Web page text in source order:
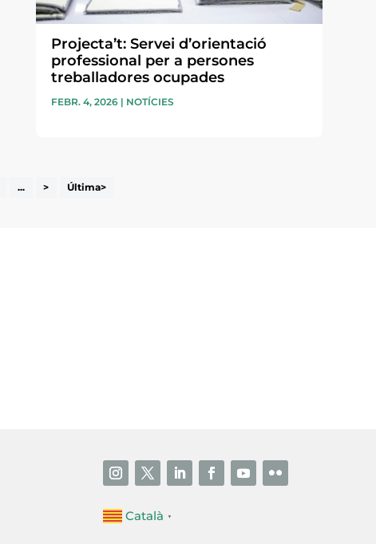
Projecta’t: Servei d’orientació
professional per a persones
treballadores ocupades
FEBR. 4, 2026| NOTÍCIES
... > Última>
Català ▼